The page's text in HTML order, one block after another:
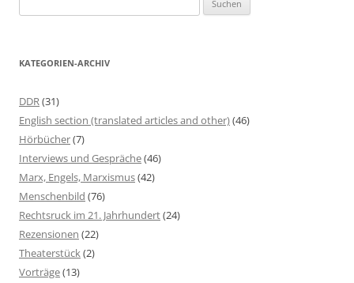
u
h
n
n
a
c
h
:
KATEGORIEN-ARCHIV
DDR(31)
English section (translated articles and other)(46)
Hörbücher(7)
Interviews und Gespräche(46)
Marx, Engels, Marxismus(42)
Menschenbild (76)
Rechtsruck im 21. Jahrhundert(24)
Rezensionen (22)
Theaterstück(2)
Vorträge(13)